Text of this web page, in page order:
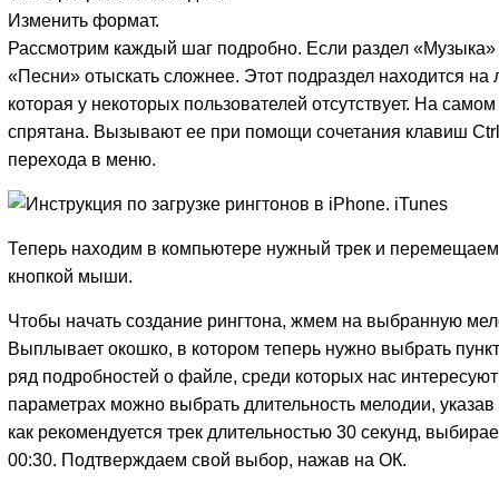
Изменить формат.
Рассмотрим каждый шаг подробно. Если раздел «Музыка»
«Песни» отыскать сложнее. Этот подраздел находится на
которая у некоторых пользователей отсутствует. На
спрятана. Вызывают ее при помощи сочетания клавиш
перехода в меню.
Теперь находим в компьютере нужный трек и
кнопкой мыши.
Чтобы начать создание рингтона, жмем на выбранную
Выплывает окошко, в котором теперь нужно выбрать
ряд подробностей о файле, среди которых нас
параметрах можно выбрать длительность мелодии,
как рекомендуется трек длительностью 30 секунд,
00:30. Подтверждаем свой выбор, нажав на ОК.